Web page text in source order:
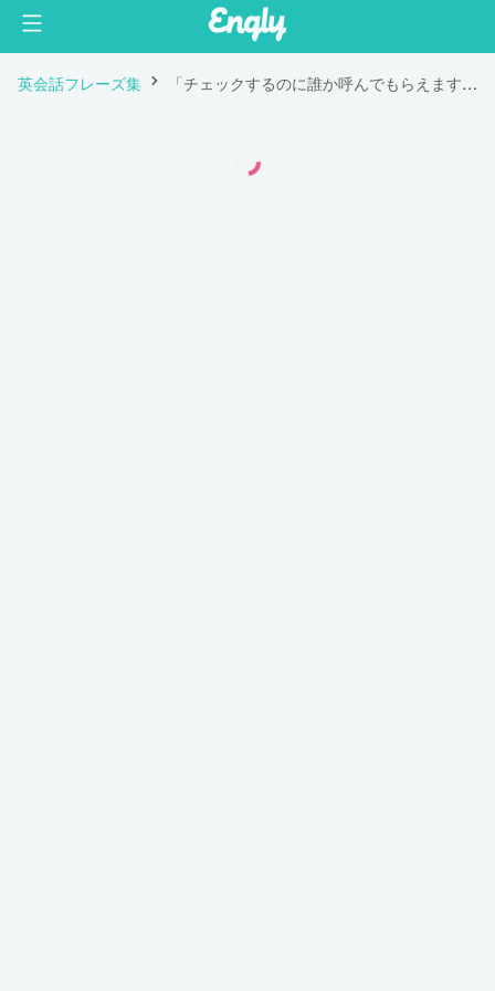
英会話フレーズ集 「チェックするのに誰か呼んでもらえますか？」は英語で "Can you send someone to check?"